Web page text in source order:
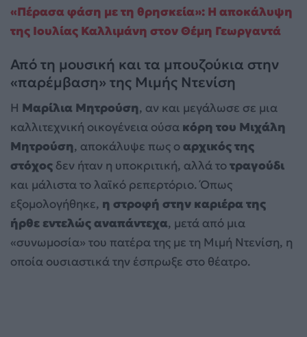
«Πέρασα φάση με τη θρησκεία»: Η αποκάλυψη
της Ιουλίας Καλλιμάνη στον Θέμη Γεωργαντά
Από τη μουσική και τα μπουζούκια στην
«παρέμβαση» της Μιμής Ντενίση
Η Μαρίλια Μητρούση, αν και μεγάλωσε σε μια
καλλιτεχνική οικογένεια ούσα κόρη του Μιχάλη
Μητρούση, αποκάλυψε πως οαρχικός της
στόχος δεν ήταν η υποκριτική, αλλά τοτραγούδι
και μάλιστα το λαϊκό ρεπερτόριο. Όπως
εξομολογήθηκε, η στροφή στην καριέρα της
ήρθε εντελώς αναπάντεχα, μετά από μια
«συνωμοσία» του πατέρα της με τη Μιμή Ντενίση, η
οποία ουσιαστικά την έσπρωξε στο θέατρο.